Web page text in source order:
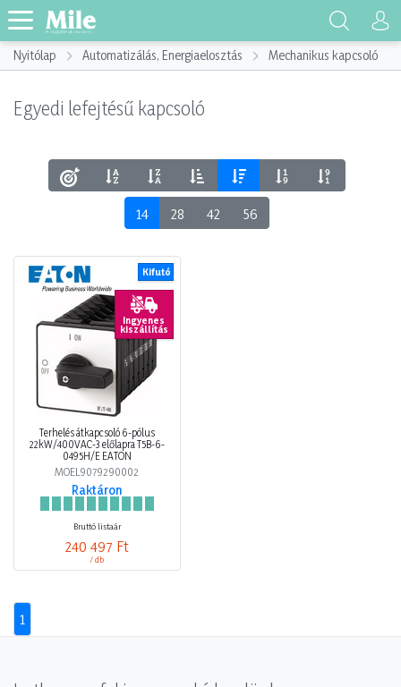
Nyitólap Automatizálás, Energiaelosztás Mechanikus kapcsoló
Egyedi lefejtésű kapcsoló
14 28 42 56
Kifutó
Ingyenes
kiszállítás
Terhelés átkapcsoló 6-pólus
22kW/400VAC-3 előlapra T5B-6-
0495H/E EATON
MOEL9079290002
Raktáron
Bruttó listaár
240 497 Ft
/ db
1